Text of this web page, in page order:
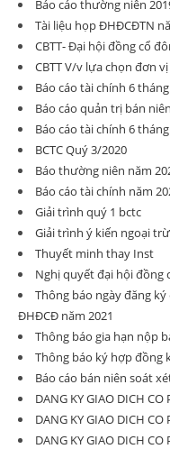
Báo cáo thường niên
Tài liệu họp ĐHĐCĐTN
CBTT- Đại hội đồng cổ
CBTT V/v lựa chọn đơn
Báo cáo tài chính 6
Báo cáo quản trị bán
Báo cáo tài chính 6
BCTC Quý 3/2020
Báo thường niên năm
Báo cáo tài chính năm
Giải trình quý 1 bctc
Giải trình ý kiến ngoại
Thuyết minh thay Inst
Nghị quyết đại hội đồng
Thông báo ngày đăng
ĐHĐCĐ năm 2021
Thông báo gia hạn nộp
Thông báo ký hợp đồng
Báo cáo bán niên soát
DANG KY GIAO DICH CO
DANG KY GIAO DICH CO
DANG KY GIAO DICH CO